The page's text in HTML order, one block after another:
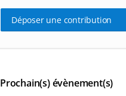
Déposer une contribution
Prochain(s) évènement(s)